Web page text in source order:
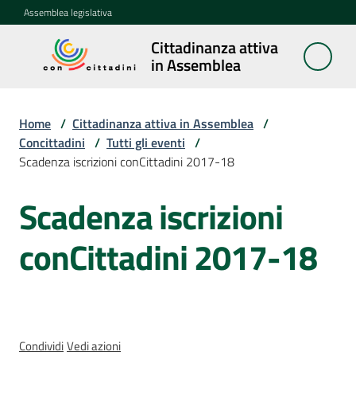
Vai al contenuto
Vai alla navigazione
Vai al footer
Assemblea legislativa
Cittadinanza attiva
in Assemblea
Cittadinanza
attiva in
Concittadini
Porte
aperte
Assemblea
Home / Cittadinanza attiva in Assemblea /
Concittadini / Tutti gli eventi /
Scadenza iscrizioni conCittadini 2017-18
Salta al contenuto
Scadenza iscrizioni
conCittadini 2017-18
CondividiVedi azioni